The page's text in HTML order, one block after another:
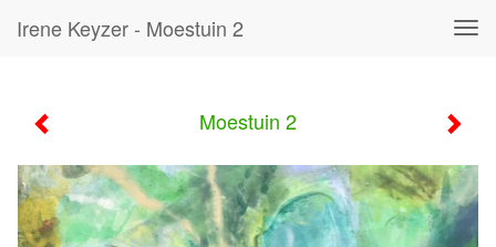
Irene Keyzer - Moestuin 2
Moestuin 2